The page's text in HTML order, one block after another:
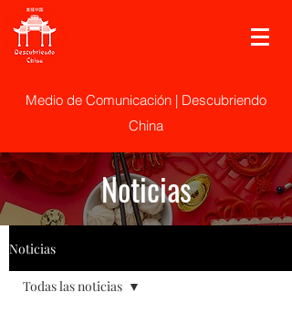
Medio de Comunicación | Descubriendo
China
Noticias
Noticias
Todas las noticias